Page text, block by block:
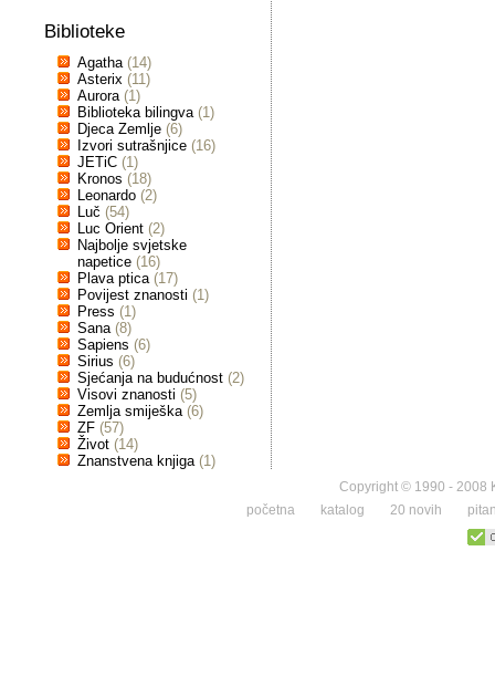
Biblioteke
Agatha (14)
Asterix (11)
Aurora (1)
Biblioteka bilingva (1)
Djeca Zemlje (6)
Izvori sutrašnjice (16)
JETiC (1)
Kronos (18)
Leonardo (2)
Luč (54)
Luc Orient (2)
Najbolje svjetske
napetice (16)
Plava ptica (17)
Povijest znanosti (1)
Press (1)
Sana (8)
Sapiens (6)
Sirius (6)
Sjećanja na budućnost (2)
Visovi znanosti (5)
Zemlja smiješka (6)
ZF (57)
Život (14)
Znanstvena knjiga (1)
Copyright © 1990 - 2008
početna
katalog 20 novih